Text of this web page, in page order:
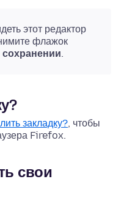
этот редактор
флажок
.
закладку?, чтобы
Firefox.
свои